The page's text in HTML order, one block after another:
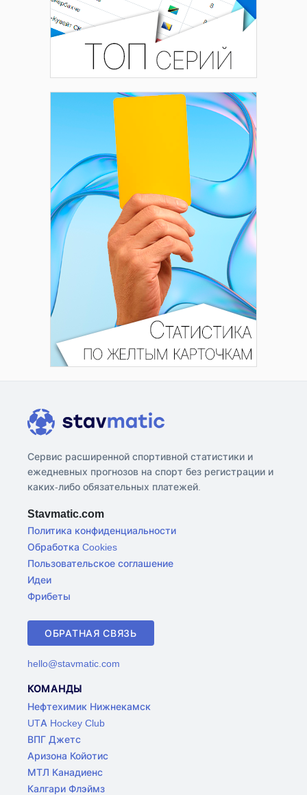
Сервис расширенной спортивной статистики и
ежедневных прогнозов на спорт без регистрации и
каких-либо обязательных платежей.
Stavmatic.com
Политика конфиденциальности
Обработка Cookies
Пользовательское соглашение
Идеи
Фрибеты
ОБРАТНАЯ СВЯЗЬ
hello@stavmatic.com
КОМАНДЫ
Нефтехимик Нижнекамск
UTA Hockey Club
ВПГ Джетс
Аризона Койотис
МТЛ Канадиенс
Калгари Флэймз